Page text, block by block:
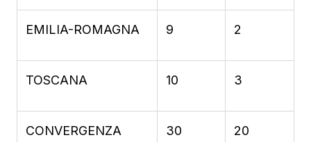
EMILIA-ROMAGNA 9 2
TOSCANA 10 3
CONVERGENZA 30 20